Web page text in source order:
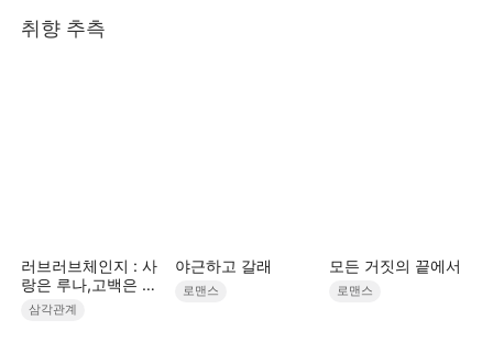
취향 추측
러브러브체인지 : 사
랑은 루나,고백은 한
별,흔들린 건 우주
삼각관계
야근하고 갈래
로맨스
모든 거짓의 끝에서
로맨스